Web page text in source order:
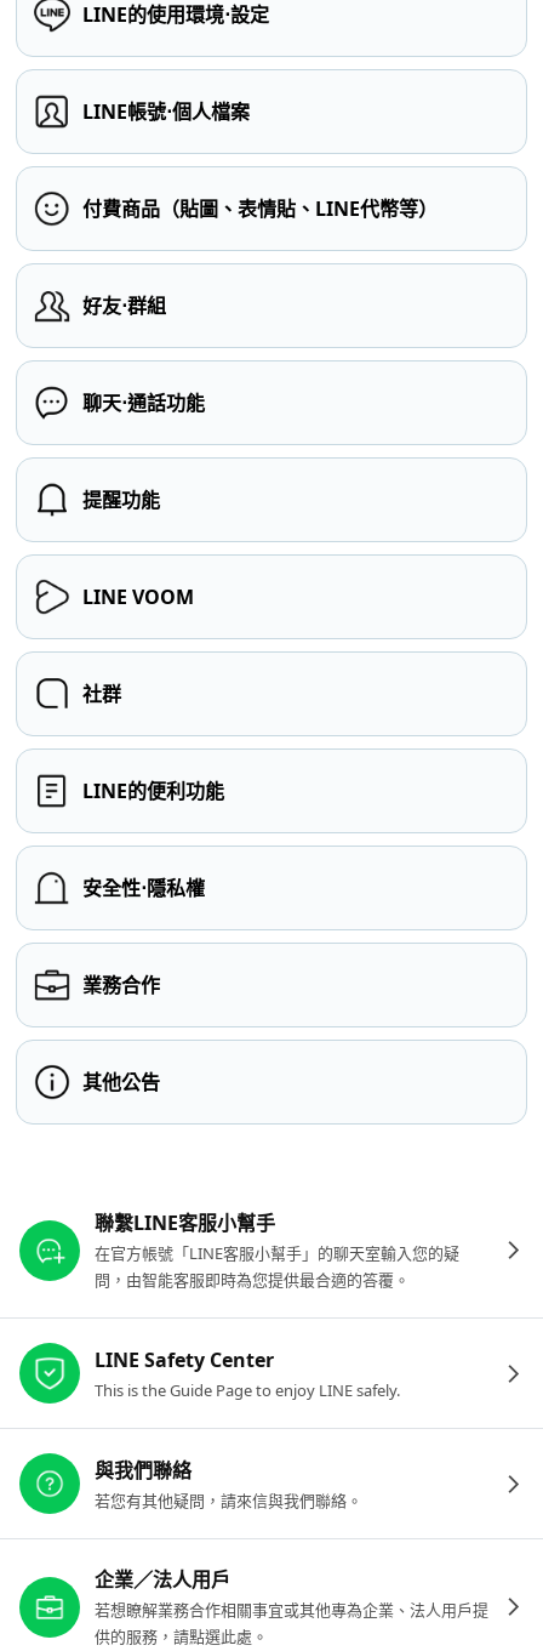
LINE的使用環境⋅設定
LINE帳號⋅個人檔案
付費商品（貼圖、表情貼、LINE代幣等）
好友⋅群組
聊天⋅通話功能
提醒功能
LINE VOOM
社群
LINE的便利功能
安全性⋅隱私權
業務合作
其他公告
聯繫LINE客服小幫手
在官方帳號「LINE客服小幫手」的聊天室輸入您的疑
問，由智能客服即時為您提供最合適的答覆。
LINE Safety Center
This is the Guide Page to enjoy LINE safely.
與我們聯絡
若您有其他疑問，請來信與我們聯絡。
企業／法人用戶
若想瞭解業務合作相關事宜或其他專為企業、法人用戶提
供的服務，請點選此處。